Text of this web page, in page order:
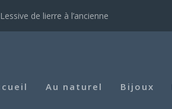
Lessive de lierre à l’ancienne
Au naturel Bijoux